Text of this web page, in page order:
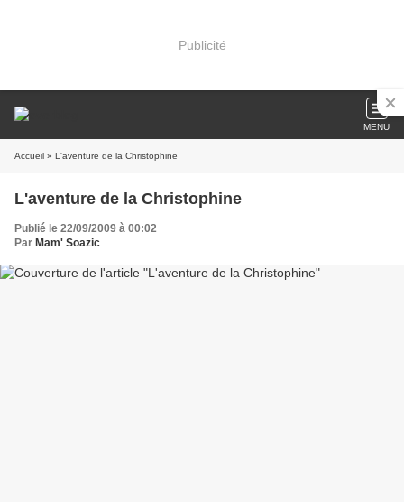
Publicité
MENU
Accueil » L'aventure de la Christophine
L'aventure de la Christophine
Publié le 22/09/2009 à 00:02
Par Mam' Soazic